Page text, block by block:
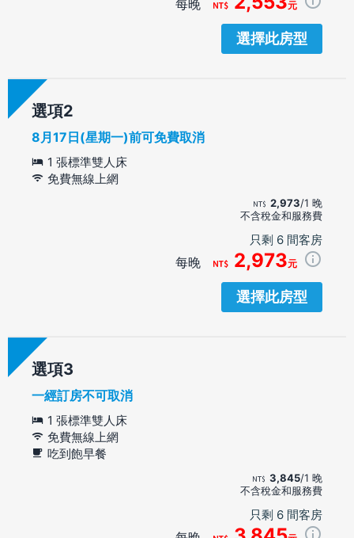
每晚 元
選擇此房型
選項
8月17日(星期一)前可免費取消
1 張標準雙人床
免費無線上網
2,973/1 晚
不含稅金和服務費
只剩 6 間客房
每晚 2,973元
選擇此房型
選項
一經訂房不可取消
1 張標準雙人床
免費無線上網
吃到飽早餐
3,845/1 晚
不含稅金和服務費
只剩 6 間客房